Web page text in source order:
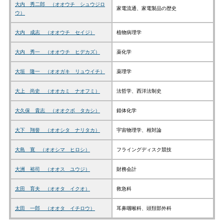
大内 秀二郎 （オオウチ シュウジロ
ウ）
家電流通、家電製品の歴史
大内 成志 （オオウチ セイジ） 植物病理学
大内 秀一 （オオウチ ヒデカズ） 薬化学
大垣 隆一 （オオガキ リュウイチ） 薬理学
大上 尚史 （オオカミ ナオフミ） 法哲学、西洋法制史
大久保 貴志 （オオクボ タカシ） 錯体化学
大下 翔誉 （オオシタ ナリタカ） 宇宙物理学、相対論
大島 寛 （オオシマ ヒロシ） フライングディスク競技
大洲 裕司 （オオス ユウジ） 財務会計
太田 育夫 （オオタ イクオ） 救急科
太田 一郎 （オオタ イチロウ） 耳鼻咽喉科、頭頚部外科